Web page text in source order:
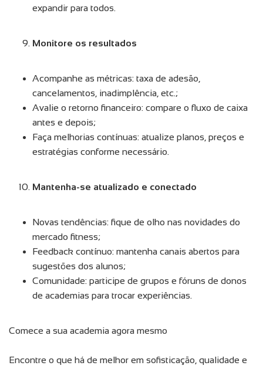
expandir para todos.
Monitore os resultados
Acompanhe as métricas: taxa de adesão,
cancelamentos, inadimplência, etc.;
Avalie o retorno financeiro: compare o fluxo de caixa
antes e depois;
Faça melhorias contínuas: atualize planos, preços e
estratégias conforme necessário.
Mantenha-se atualizado e conectado
Novas tendências: fique de olho nas novidades do
mercado fitness;
Feedback contínuo: mantenha canais abertos para
sugestões dos alunos;
Comunidade: participe de grupos e fóruns de donos
de academias para trocar experiências.
Comece a sua academia agora mesmo
Encontre o que há de melhor em sofisticação, qualidade e